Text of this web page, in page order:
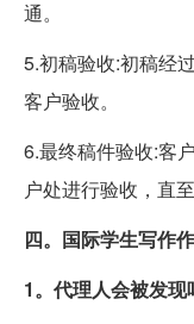
通。
5.初稿验收:初稿经
客户验收。
6.最终稿件验收:客
户处进行验收，直
四。国际学生写作
1。代理人会被发现